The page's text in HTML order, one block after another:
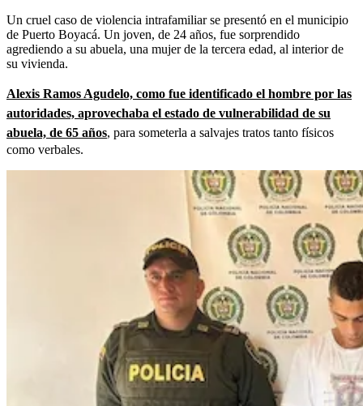
Un cruel caso de violencia intrafamiliar se presentó en el municipio
de Puerto Boyacá. Un joven, de 24 años, fue sorprendido
agrediendo a su abuela, una mujer de la tercera edad, al interior de
su vivienda.
Alexis Ramos Agudelo, como fue identificado el hombre por las
autoridades, aprovechaba el estado de vulnerabilidad de su
abuela, de 65 años, para someterla a salvajes tratos tanto físicos
como verbales.